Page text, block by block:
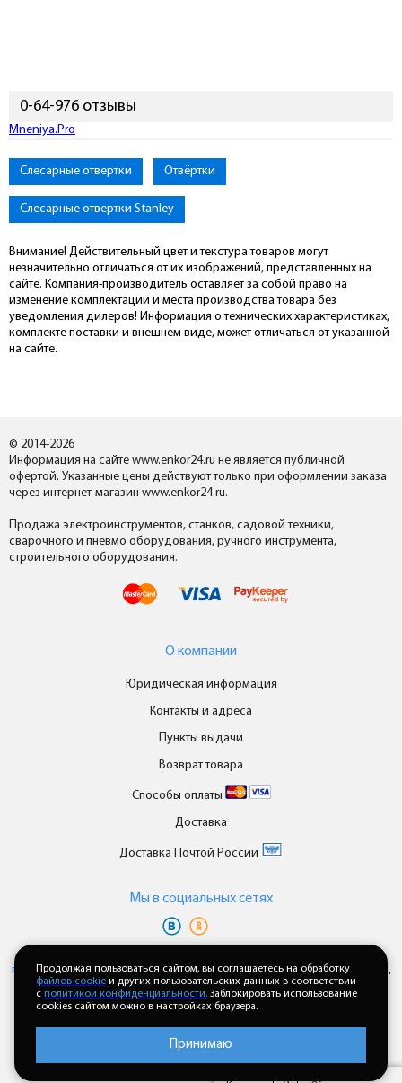
0-64-976 отзывы
Mneniya.Pro
Слесарные отвертки Отвёртки
Слесарные отвертки Stanley
Внимание! Действительный цвет и текстура товаров могут
незначительно отличаться от их изображений, представленных на
сайте. Компания-производитель оставляет за собой право на
изменение комплектации и места производства товара без
уведомления дилеров! Информация о технических характеристиках,
комплекте поставки и внешнем виде, может отличаться от указанной
на сайте.
© 2014-2026
Информация на сайте www.enkor24.ru не является публичной
офертой. Указанные цены действуют только при оформлении заказа
через интернет-магазин www.enkor24.ru.
Продажа электроинструментов, станков, садовой техники,
сварочного и пневмо оборудования, ручного инструмента,
строительного оборудования.
О компании
Юридическая информация
Контакты и адреса
Пункты выдачи
Возврат товара
Способы оплаты
Доставка
Доставка Почтой России
Мы в cоциальных сетях
персональных данныхипользовательского соглашениякаждый раз,
когда оставляете свои данные в любой форме обратной связи на
сайте enkor24.ru
Продолжая пользоваться сайтом, вы соглашаетесь на обработку
файлов cookie и других пользовательских данных в соответствии
с политикой конфиденциальности. Заблокировать использование
cookies сайтом можно в настройках браузера.
Принимаю